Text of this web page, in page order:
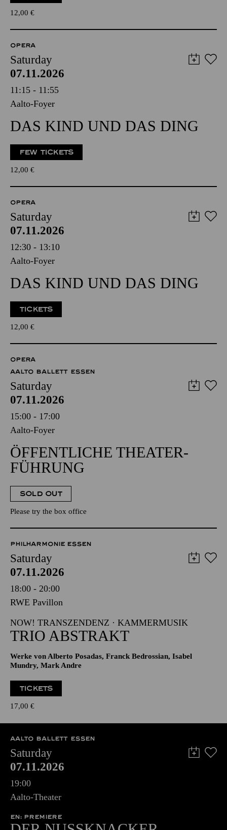
12,00 €
OPERA
Saturday
07.11.2026
11:15 - 11:55
Aalto-Foyer
DAS KIND UND DAS DING
FEW TICKETS
12,00 €
OPERA
Saturday
07.11.2026
12:30 - 13:10
Aalto-Foyer
DAS KIND UND DAS DING
TICKETS
12,00 €
OPERA
AALTO BALLETT ESSEN
Saturday
07.11.2026
15:00 - 17:00
Aalto-Foyer
ÖFFENTLICHE THEATER­
FÜHRUNG
SOLD OUT
Please try the box office
PHILHARMONIE ESSEN
Saturday
07.11.2026
18:00 - 20:00
RWE Pavillon
NOW! TRANSZENDENZ · KAMMERMUSIK
TRIO ABSTRAKT
Werke von Alberto Posadas, Franck Bedrossian, Isabel
Mundry, Mark Andre
TICKETS
17,00 €
AALTO BALLETT ESSEN
Saturday
07.11.2026
19:00
Aalto-Theater
EN: PREMIERE